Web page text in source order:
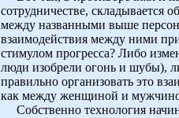
сотрудничестве, складывается
между названными выше
взаимодействия между ними
стимулом прогресса? Либо
люди изобрели огонь и шубы),
правильно организовать это
как между женщиной и
Собственно технология